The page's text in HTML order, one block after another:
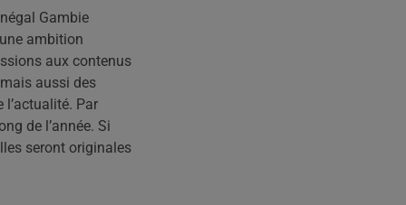
Gambie
ambition
aux contenus
aussi des
l’actualité. Par
de l’année. Si
seront originales